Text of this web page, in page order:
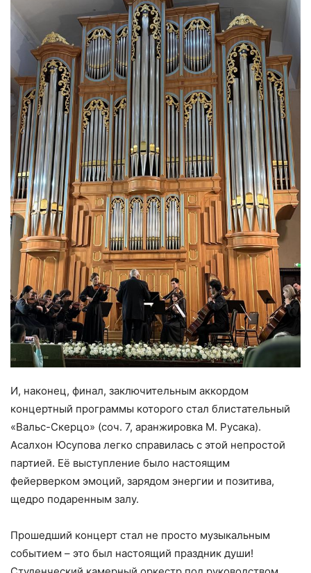
И, наконец, финал, заключительным аккордом
концертный программы которого стал блистательный
«Вальс-Скерцо» (соч. 7, аранжировка М. Русака).
Асалхон Юсупова легко справилась с этой непростой
партией. Её выступление было настоящим
фейерверком эмоций, зарядом энергии и позитива,
щедро подаренным залу.
Прошедший концерт стал не просто музыкальным
событием – это был настоящий праздник души!